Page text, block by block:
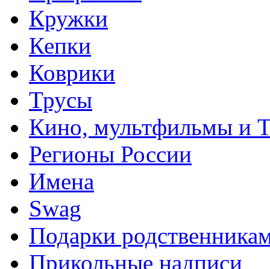
Кружки
Кепки
Коврики
Трусы
Кино, мультфильмы и
Регионы России
Имена
Swag
Подарки
Прикольные надписи